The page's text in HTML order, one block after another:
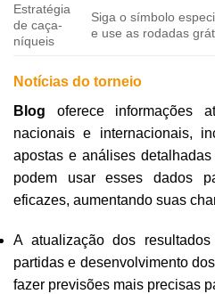
Estratégia
de caça-
níqueis
Siga o símbolo
e use as rodadas
Notícias do torneio
Blog oferece informações
nacionais e internacionais,
apostas e análises
podem usar esses dados
eficazes, aumentando suas
A atualização dos
partidas e desenvolvimento
fazer previsões mais precisas